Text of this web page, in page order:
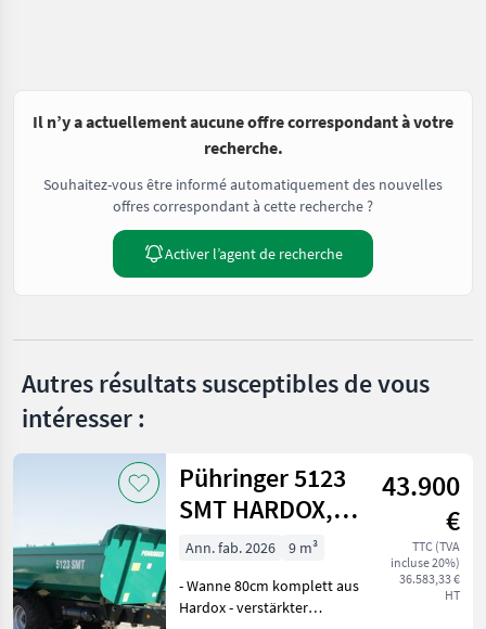
Il n’y a actuellement aucune offre correspondant à votre
recherche.
Souhaitez-vous être informé automatiquement des nouvelles
offres correspondant à cette recherche ?
Activer l’agent de recherche
Autres résultats susceptibles de vous
intéresser :
Pühringer 5123
SMT HARDOX,
20t
43.900
€
TTC (TVA
incluse 20%)
36.583,33 €
HT
Ann. fab. 2026
9 m³
- Wanne 80cm komplett aus
Hardox - verstärkter